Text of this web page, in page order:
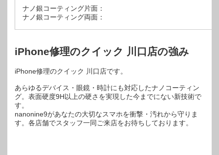
ナノ銀コーティング片面：
ナノ銀コーティング両面：
iPhone修理のクイック 川口店の強み
iPhone修理のクイック 川口店です。
あらゆるデバイス・眼鏡・時計にも対応したナノコーティン
グ。表面硬度9H以上の硬さを実現した今までにない新技術で
す。
nanonine9があなたの大切なスマホを衝撃・汚れから守りま
す。各店舗でスタッフ一同ご来店をお待ちしております。